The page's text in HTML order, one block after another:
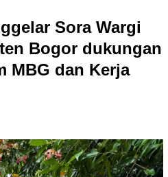
Sora Wargi
Bogor dukungan
MBG dan Kerja